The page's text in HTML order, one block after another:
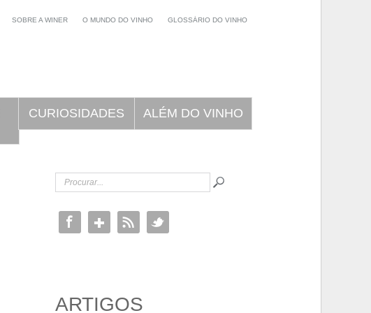
SOBRE A WINER O MUNDO DO VINHO GLOSSÁRIO DO VINHO
CURIOSIDADES ALÉM DO VINHO
ARTIGOS